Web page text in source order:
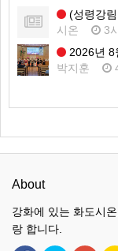
(성령강
시온
3
2026년 8
박지훈
About
강화에 있는 화도시
랑 합니다.